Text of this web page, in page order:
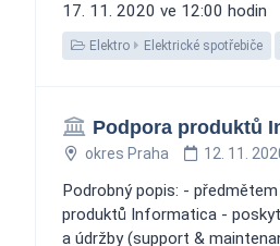
17. 11. 2020 ve 12:00 hodin
Elektro Elektrické spotřebiče
Podpora produktů
okres Praha 12. 11.
Podrobný popis: -
produktů Informatica -
a údržby (support &